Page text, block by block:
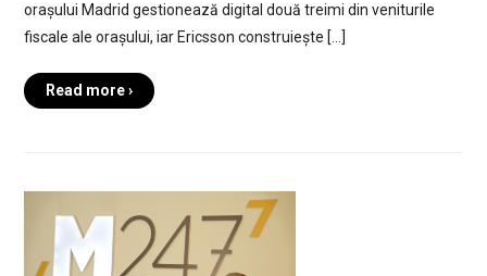
orașului Madrid gestionează digital două treimi din veniturile
fiscale ale orașului, iar Ericsson construiește […]
Read more ›